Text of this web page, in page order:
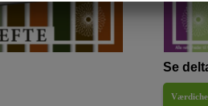
Se
MARKETING